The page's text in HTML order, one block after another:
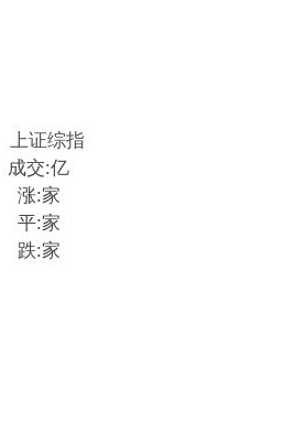
成交:亿
涨:家
平:家
跌:家